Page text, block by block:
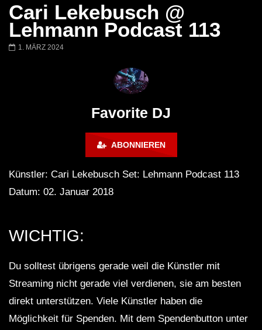
Cari Lekebusch @
Lehmann Podcast 113
1. MÄRZ 2024
Favorite DJ
ABONNIEREN
Künstler: Cari Lekebusch Set: Lehmann Podcast 113
Datum: 02. Januar 2018
WICHTIG:
Du solltest übrigens gerade weil die Künstler mit
Streaming nicht gerade viel verdienen, sie am besten
direkt unterstützen. Viele Künstler haben die
Möglichkeit für Spenden. Mit dem Spendenbutton unter